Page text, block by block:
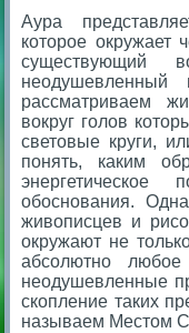
Аура
которое окружает
существующий
рассматриваем
вокруг голов
световые круги,
понять, каким
обоснования.
живописцев и
окружают не
абсолютно
неодушевленные
скопление таких
называем Местом